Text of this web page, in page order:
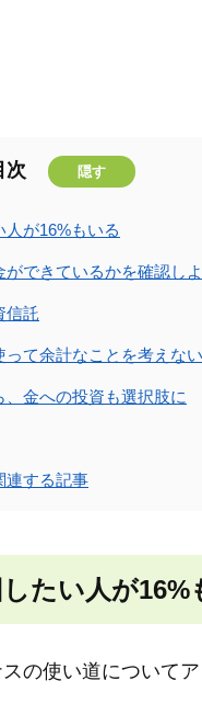
次 隠す
が16%もいる
できているかを確認しよ
信託
って余計なことを考えな
金への投資も選択肢に
連する記事
たい人が16%
の使い道について